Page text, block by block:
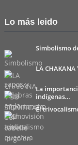
Lo más leido
Simbolismo
LA CHAKANA
La
indígenas…
El